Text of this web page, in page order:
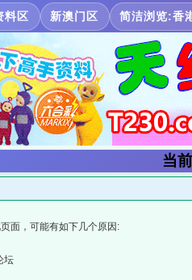
料区 新澳门区 简洁浏览:香
当
面，可能有如下几个原因:
坛